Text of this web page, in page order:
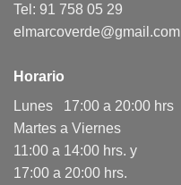
Tel: 91 758 05 29
elmarcoverde@gmail.com
Horario
Lunes 17:00 a 20:00 hrs
Martes a Viernes
11:00 a 14:00 hrs. y
17:00 a 20:00 hrs.